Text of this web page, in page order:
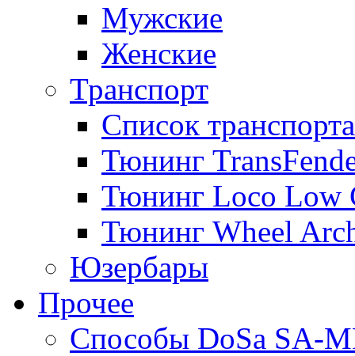
Мужские
Женские
Транспорт
Список транспорта
Тюнинг
Тюнинг Loco Low
Тюнинг Wheel
Юзербары
Прочее
Cпособы DoSа SA-